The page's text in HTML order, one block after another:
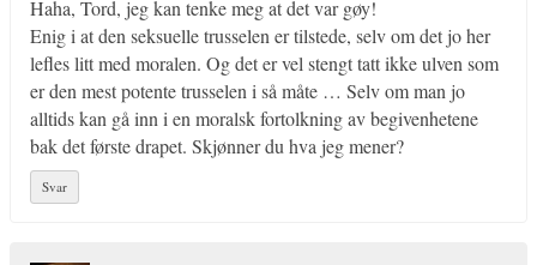
Haha, Tord, jeg kan tenke meg at det var gøy!
Enig i at den seksuelle trusselen er tilstede, selv om det jo her
lefles litt med moralen. Og det er vel stengt tatt ikke ulven som
er den mest potente trusselen i så måte … Selv om man jo
alltids kan gå inn i en moralsk fortolkning av begivenhetene
bak det første drapet. Skjønner du hva jeg mener?
Svar